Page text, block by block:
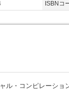
ISBNコ
ル・コンピレーショ